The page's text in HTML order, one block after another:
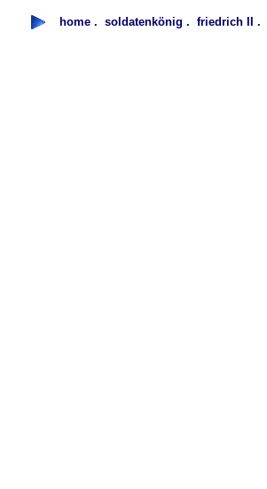
home. soldatenkönig . friedrich II .